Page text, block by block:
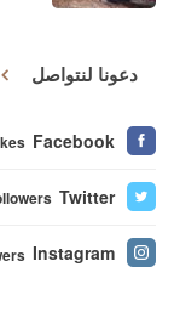
دعونا لنتواصل
Facebook
Twitter
Instagram